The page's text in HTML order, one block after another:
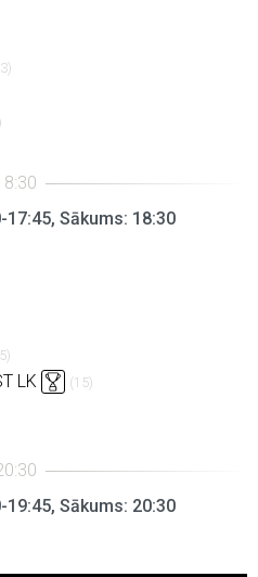
Sākums: 18:30
LK (15)
Sākums: 20:30